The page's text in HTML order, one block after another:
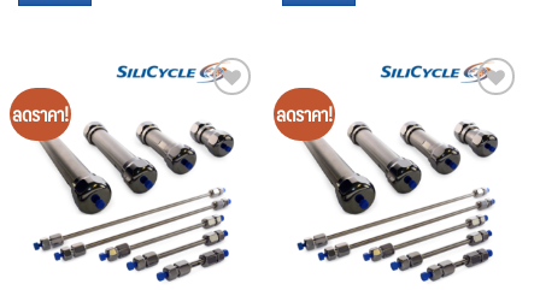
ลดราคา! to
wishlist
ลดราคา! to
wishlist